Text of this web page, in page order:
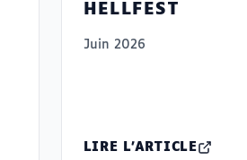
HELLFEST
Juin 2026
LIRE L'ARTICLE